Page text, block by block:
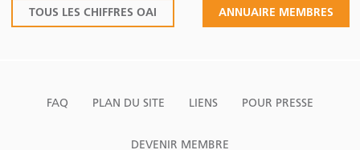
TOUS LES CHIFFRES OAI ANNUAIRE MEMBRES
FAQ PLAN DU SITE LIENS POUR PRESSE
DEVENIR MEMBRE